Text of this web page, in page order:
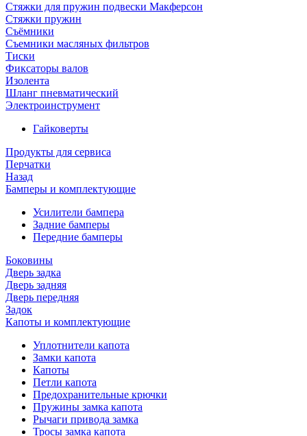
Стяжки для пружин подвески Макферсон
Стяжки пружин
Съёмники
Съемники масляных фильтров
Тиски
Фиксаторы валов
Изолента
Шланг пневматический
Электроинструмент
Гайковерты
Продукты для сервиса
Перчатки
Назад
Бамперы и комплектующие
Усилители бампера
Задние бамперы
Передние бамперы
Боковины
Дверь задка
Дверь задняя
Дверь передняя
Задок
Капоты и комплектующие
Уплотнители капота
Замки капота
Капоты
Петли капота
Предохранительные крючки
Пружины замка капота
Рычаги привода замка
Тросы замка капота